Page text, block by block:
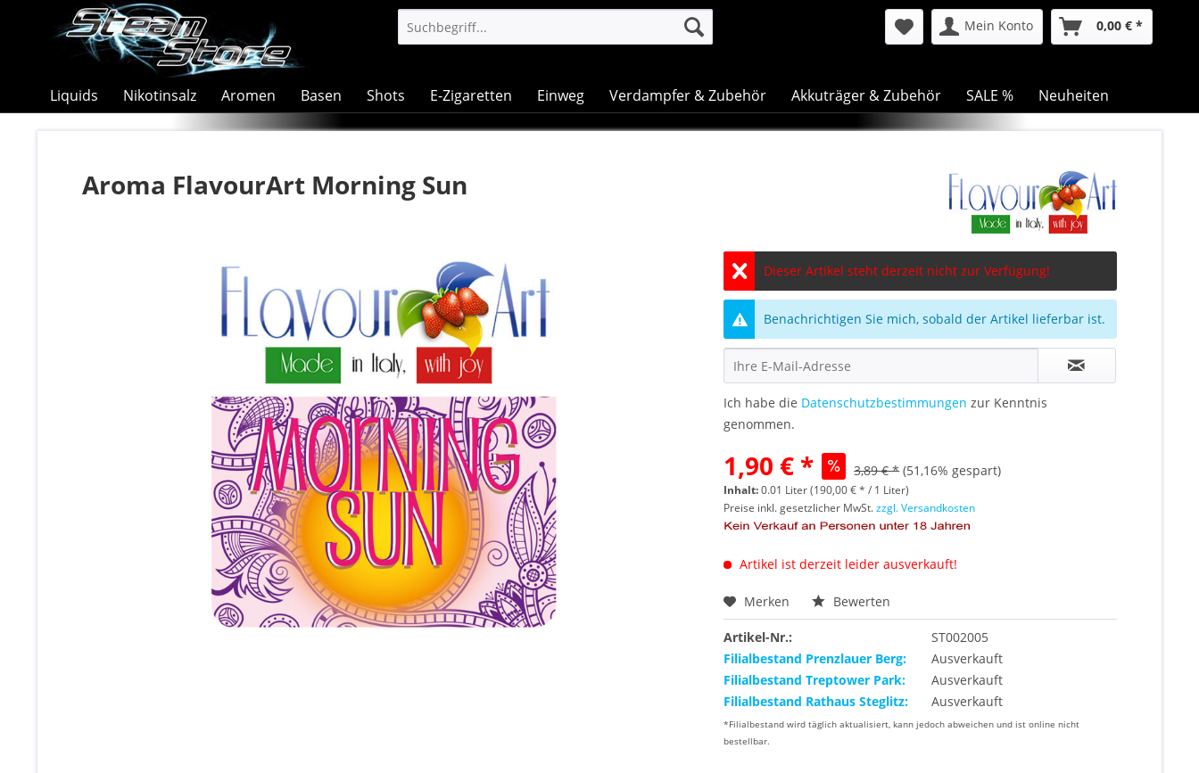
Mein Konto 0,00 € *
Liquids Nikotinsalz Aromen Basen Shots E-Zigaretten Einweg Verdampfer & Zubehör Akkuträger & Zubehör SALE % Neuheiten
Aroma FlavourArt Morning Sun
Dieser Artikel steht derzeit nicht zur Verfügung!
Benachrichtigen Sie mich, sobald der Artikel lieferbar ist.
Ich habe die Datenschutzbestimmungen zur Kenntnis
genommen.
1,90 € * 3,89 € * (51,16% gespart)
Inhalt:0.01 Liter (190,00 € * / 1 Liter)
Preise inkl. gesetzlicher MwSt.zzgl. Versandkosten
Artikel ist derzeit leider ausverkauft!
Merken Bewerten
Artikel-Nr.:
ST002005
Filialbestand Prenzlauer Berg:
Ausverkauft
Filialbestand Treptower Park:
Ausverkauft
Filialbestand Rathaus Steglitz:
Ausverkauft
*Filialbestand wird täglich aktualisiert, kann jedoch abweichen und ist online nicht
bestellbar.